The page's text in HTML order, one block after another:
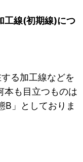
工線(初期線)につ
る加工線などを
本も目立つものは
B」としておりま